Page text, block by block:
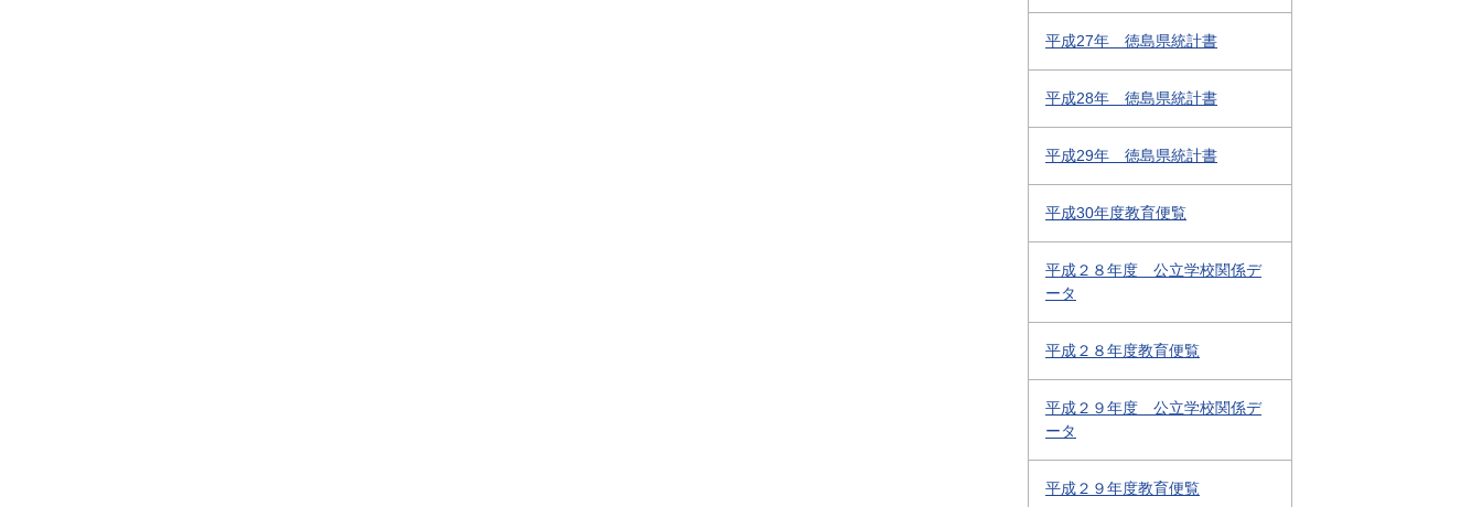
平成27年 徳島県統計書
平成28年 徳島県統計書
平成29年 徳島県統計書
平成30年度教育便覧
平成２８年度 公立学校関係デ
ータ
平成２８年度教育便覧
平成２９年度 公立学校関係デ
ータ
平成２９年度教育便覧